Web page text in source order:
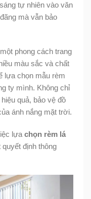
tự nhiên vào văn
mà vẫn bảo
phong cách trang
màu sắc và chất
lựa chọn mẫu rèm
ty mình. Không chỉ
quả, bảo vệ đồ
ánh nắng mặt trời.
lựa chọn rèm lá
định thông